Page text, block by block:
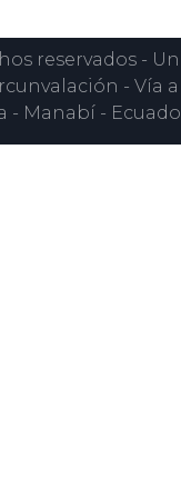
reservados -
- Vía
- Manabí -